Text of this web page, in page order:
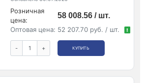
Розничная
цена:
58 008.56 / шт.
Оптовая цена: 52 207.70 руб. / шт. !
- + КУПИТЬ